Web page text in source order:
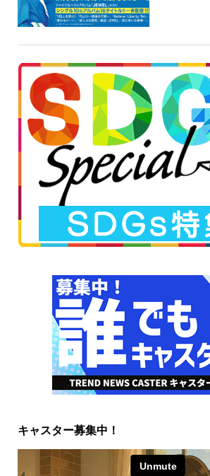
キャスター募集中！